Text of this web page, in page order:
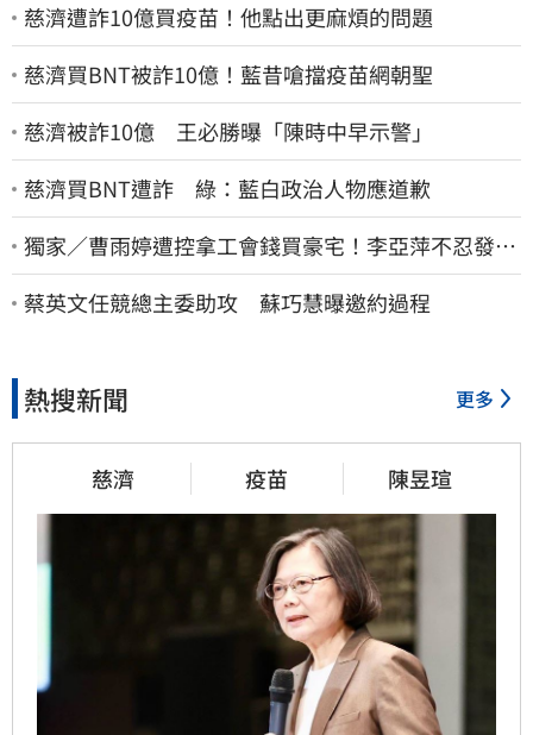
慈濟遭詐10億買疫苗！他點出更麻煩的問題
慈濟買BNT被詐10億！藍昔嗆擋疫苗網朝聖
慈濟被詐10億 王必勝曝「陳時中早示警」
慈濟買BNT遭詐 綠：藍白政治人物應道歉
獨家／曹雨婷遭控拿工會錢買豪宅！李亞萍不忍發
聲：余天管工會都貼錢
蔡英文任競總主委助攻 蘇巧慧曝邀約過程
熱搜新聞 更多
慈濟 疫苗 陳昱瑄